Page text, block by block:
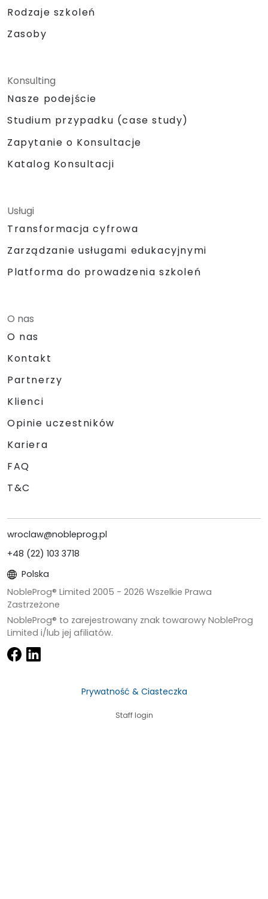
Rodzaje szkoleń
Zasoby
Konsulting
Nasze podejście
Studium przypadku (case study)
Zapytanie o Konsultacje
Katalog Konsultacji
Usługi
Transformacja cyfrowa
Zarządzanie usługami edukacyjnymi
Platforma do prowadzenia szkoleń
O nas
O nas
Kontakt
Partnerzy
Klienci
Opinie uczestników
Kariera
FAQ
T&C
wroclaw@nobleprog.pl
+48 (22) 103 3718
Polska
NobleProg® Limited 2005 - 2026 Wszelkie Prawa
Zastrzeżone
NobleProg® to zarejestrowany znak towarowy NobleProg
Limited i/lub jej afiliatów.
Prywatność & Ciasteczka
Staff login